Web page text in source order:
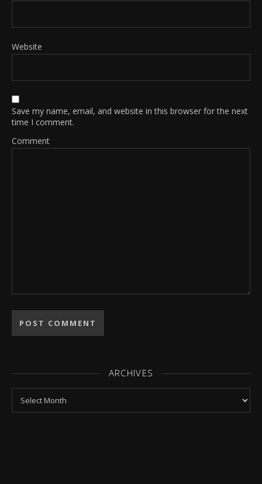
Website
Save my name, email, and website in this browser for the next
time I comment.
Comment
ARCHIVES